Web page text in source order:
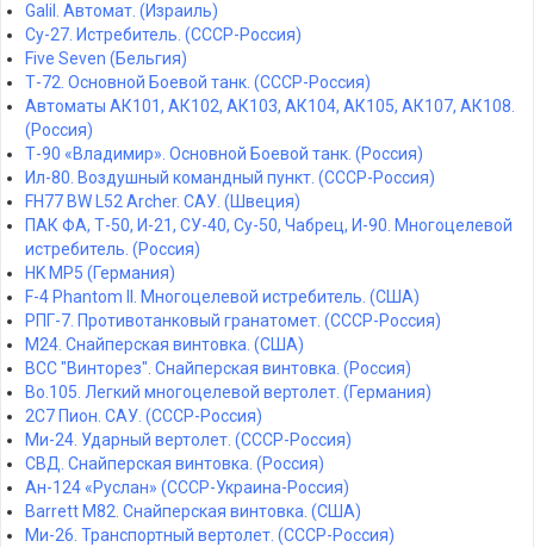
Galil. Автомат. (Израиль)
Су-27. Истребитель. (СССР-Россия)
Five Seven (Бельгия)
Т-72. Основной Боевой танк. (СССР-Россия)
Автоматы АК101, АК102, АК103, АК104, АК105, АК107, АК108.
(Россия)
Т-90 «Владимир». Основной Боевой танк. (Россия)
Ил-80. Воздушный командный пункт. (СССР-Россия)
FH77 BW L52 Archer. САУ. (Швеция)
ПАК ФА, Т-50, И-21, СУ-40, Су-50, Чабрец, И-90. Многоцелевой
истребитель. (Россия)
HK MP5 (Германия)
F-4 Phantom II. Многоцелевой истребитель. (США)
РПГ-7. Противотанковый гранатомет. (СССР-Россия)
M24. Снайперская винтовка. (США)
ВСС "Винторез". Снайперская винтовка. (Россия)
Bo.105. Легкий многоцелевой вертолет. (Германия)
2С7 Пион. САУ. (СССР-Россия)
Ми-24. Ударный вертолет. (СССР-Россия)
СВД. Снайперская винтовка. (Россия)
Ан-124 «Руслан» (СССР-Украина-Россия)
Barrett M82. Снайперская винтовка. (США)
Ми-26. Транспортный вертолет. (СССР-Россия)